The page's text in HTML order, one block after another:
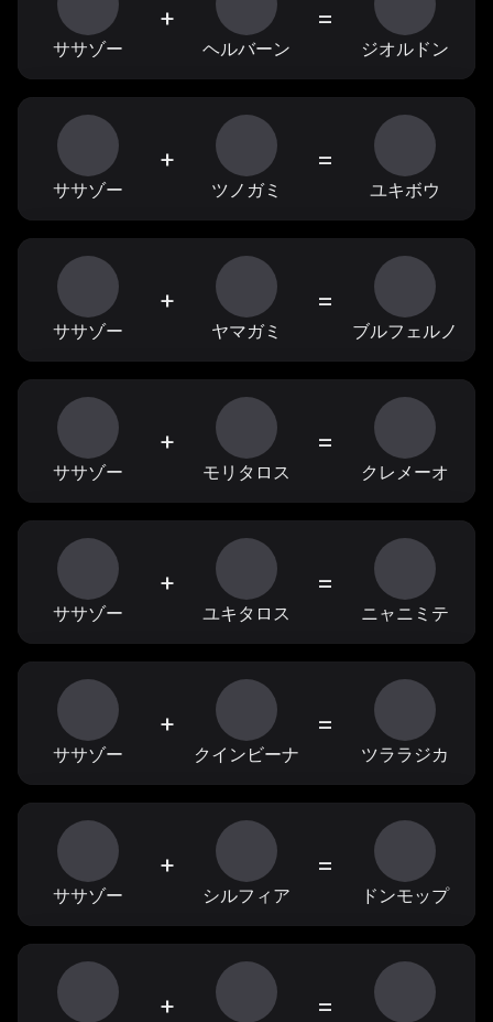
ササゾー
+
ヘルバーン
=
ジオルドン
ササゾー
+
ツノガミ
=
ユキボウ
ササゾー
+
ヤマガミ
=
ブルフェルノ
ササゾー
+
モリタロス
=
クレメーオ
ササゾー
+
ユキタロス
=
ニャニミテ
ササゾー
+
クインビーナ
=
ツララジカ
ササゾー
+
シルフィア
=
ドンモップ
+ =